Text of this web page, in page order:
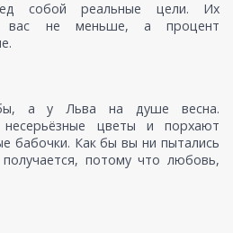
собой реальные цели. Их
вас не меньше, а процент
а у Льва на душе весна.
несерьёзные цветы и порхают
бабочки. Как бы вы ни пытались
потому что любовь,